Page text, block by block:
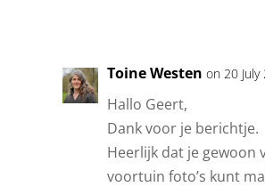
Toine Westen on 20
Hallo Geert,
Dank voor je berichtje.
Heerlijk dat je gewoon
voortuin foto’s kunt